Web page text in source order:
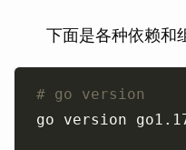
下面是各种依赖和
# go version